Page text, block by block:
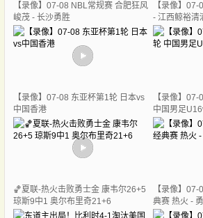
【录像】07-08 NBL常规赛 合肥狂风
峻茂 - 长沙勇胜
【录像】
- 江西鲸裕清
【录像】07-08 东亚杯第1轮 日本vs
中国香港
【录像】
中国男足
🏀夏联-热火击败勇士金 康韦尔26+5
琼斯9中1 奥尔布里奇21+6
【录像】
典赛 热火 -